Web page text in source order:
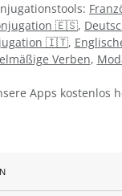
🇪🇸,
🇮🇹,
Verben,
Apps kostenlos